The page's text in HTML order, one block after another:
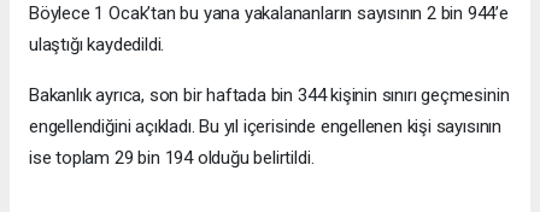
Böylece 1 Ocak’tan bu yana yakalananların sayısının 2 bin 944’e
ulaştığı kaydedildi.
Bakanlık ayrıca, son bir haftada bin 344 kişinin sınırı geçmesinin
engellendiğini açıkladı. Bu yıl içerisinde engellenen kişi sayısının
ise toplam 29 bin 194 olduğu belirtildi.